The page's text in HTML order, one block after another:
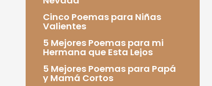
Cinco Poemas para Niñas
Valientes
5 Mejores Poemas para mi
Hermana que Esta Lejos
5 Mejores Poemas para Papá
y Mamá Cortos